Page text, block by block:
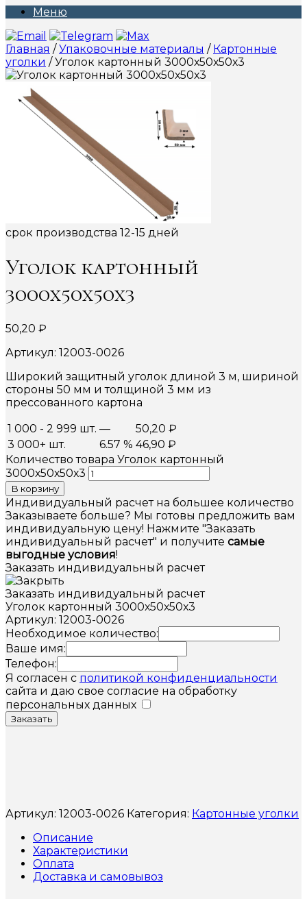
Меню
Главная /Упаковочные материалы / Картонные
уголки / Уголок картонный 3000х50х50х3
срок производства 12-15 дней
Уголок картонный
3000х50х50х3
50,20 ₽
Артикул: 12003-0026
Широкий защитный уголок длиной 3 м, шириной
стороны 50 мм и толщиной 3 мм из
прессованного картона
1 000 - 2 999 шт. — 50,20 ₽
3 000+ шт.
6.57 % 46,90 ₽
Количество товара Уголок картонный
3000х50х50х3
В корзину
Индивидуальный расчет на большее количество
Заказываете больше? Мы готовы предложить вам
индивидуальную цену! Нажмите "Заказать
индивидуальный расчет" и получите самые
выгодные условия!
Заказать индивидуальный расчет
Заказать индивидуальный расчет
Уголок картонный 3000х50х50х3
Артикул: 12003-0026
Необходимое количество:
Ваше имя:
Телефон:
Я согласен с политикой конфиденциальности
сайта и даю свое согласие на обработку
персональных данных
Заказать
Артикул: 12003-0026 Категория: Картонные уголки
Описание
Характеристики
Оплата
Доставка и самовывоз